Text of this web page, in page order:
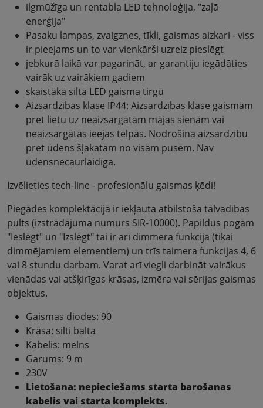
ilgmūžīga un rentabla LED tehnoloģija, "zaļā
enerģija"
Pasaku lampas, zvaigznes, tīkli, gaismas aizkari - viss
ir pieejams un to var vienkārši uzreiz pieslēgt
jebkurā laikā var pagarināt, ar garantiju iegādāties
vairāk uz vairākiem gadiem
skaistākā siltā LED gaisma tirgū
Aizsardzības klase IP44: Aizsardzības klase gaismām
pret lietu uz neaizsargātām mājas sienām vai
neaizsargātās ieejas telpās. Nodrošina aizsardzību
pret ūdens šļakatām no visām pusēm. Nav
ūdensnecaurlaidīga.
Izvēlieties tech-line - profesionālu gaismas ķēdi!
Piegādes komplektācijā ir iekļauta atbilstoša tālvadības
pults (izstrādājuma numurs SIR-10000). Papildus pogām
"Ieslēgt" un "Izslēgt" tai ir arī dimmera funkcija (tikai
dimmējamiem elementiem) un trīs taimera funkcijas 4, 6
vai 8 stundu darbam. Varat arī viegli darbināt vairākus
vienādas vai atšķirīgas krāsas, izmēra vai sērijas gaismas
objektus.
Gaismas diodes: 90
Krāsa: silti balta
Kabelis: melns
Garums: 9 m
230V
Lietošana: nepieciešams starta barošanas
kabelis vai starta komplekts.